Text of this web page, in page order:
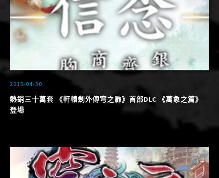
2015-04-30
熱銷三十萬套 《軒轅劍外傳穹之扉》首部DLC 《萬象之篇》
登場